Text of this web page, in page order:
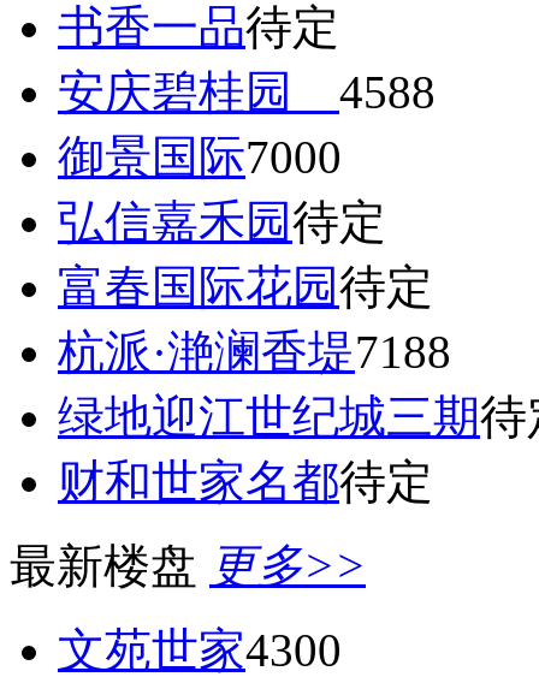
书香一品待定
安庆碧桂园 4588
御景国际7000
弘信嘉禾园待定
富春国际花园待定
杭派·滟澜香堤7188
绿地迎江世纪城三期待
财和世家名都待定
最新楼盘 更多>>
文苑世家4300